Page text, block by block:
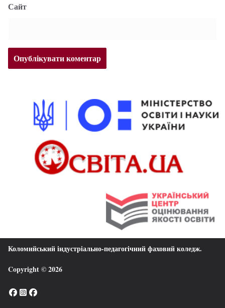
Сайт
Коломийський індустріально-педагогічний фаховий коледж.
Copyright © 2026